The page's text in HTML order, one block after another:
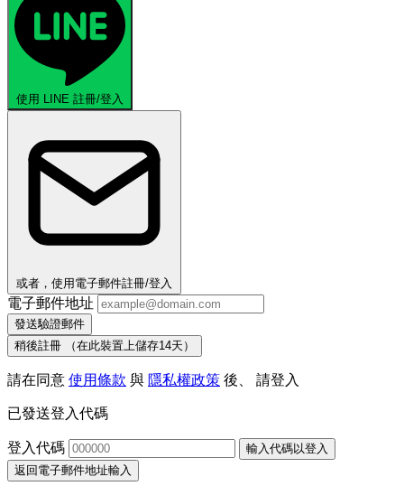
使用 LINE 註冊/登入
或者，使用電子郵件註冊/登入
電子郵件地址
發送驗證郵件
稍後註冊
（在此裝置上儲存14天）
請在同意 使用條款 與 隱私權政策 後、 請登入
已發送登入代碼
登入代碼
輸入代碼以登入
返回電子郵件地址輸入